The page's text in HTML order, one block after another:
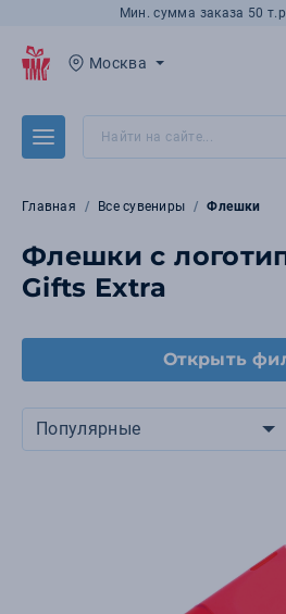
Мин. сумма заказа 50
Москва
Главная Все сувениры Флешки
Флешки с
Gifts Extra
Открыть
Популярные